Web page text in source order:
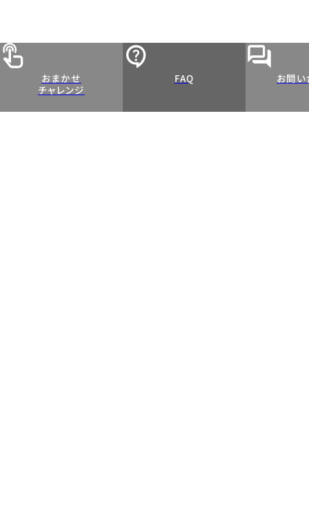
おまかせ
チャレンジ
FAQ お問